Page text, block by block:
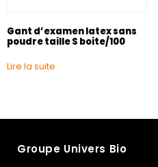
Gant d’examen latex sans
poudre taille S boite/100
Lire la suite
Groupe Univers Bio